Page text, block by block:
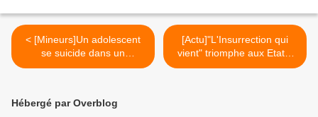
< [Mineurs]Un adolescent
se suicide dans un
établissement pénitentiaire
[Actu]"L'Insurrection qui
vient" triomphe aux Etats-
Unis >
Hébergé par Overblog